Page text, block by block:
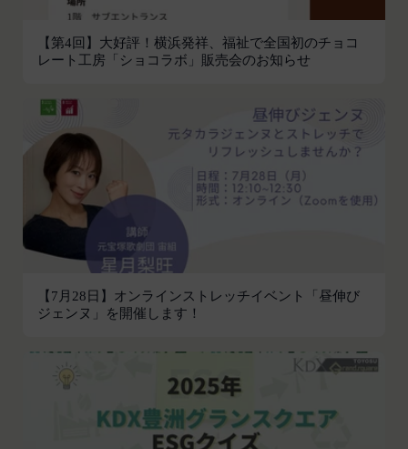
【第4回】大好評！横浜発祥、福祉で全国初のチョコ
レート工房「ショコラボ」販売会のお知らせ
【7月28日】オンラインストレッチイベント「昼伸び
ジェンヌ」を開催します！
易の実現のために必要または適切であると判断した
場合、お客様情報の全部または一部を公開すること
があります。
お客様の保護のために、開示が合理的に必要である
と判断する場合、お客様情報の全部または一部を開
示することがあります。
売却または合併
組織再編、合併または譲渡に際し、当社が取得した
個人情報の全部または一部を関係者に移転すること
があります。
委託先等の管理
当社は、業務を委託するため委託先にお客様情報を
提供または開示する場合、当該委託先に対し、適切
供および当社の提供目的以外の目的での利用を行わ
ないよう適切に管理および監督します。
お客様がご自身の個人情報の内容を確認、訂正また
は利用停止を希望される場合には、個人情報保護法
があり、又は現在受けている場合
未成年者、成年被後見人、被保佐人又は被補助
人のいずれかであって、法定代理人、後見人､保
会員登録の申請に虚偽の事項が含まれている場
過去に当社との契約に違反した者またはその関
係者であると当社が判断した場合
反社会的勢力等（暴力団、暴力団員、右翼団
体、反社会的勢力、その他これに準ずるものを
意味します。以下同じ。）であるまたは資金提
供その他を通じて反社会的勢力等の維持、運営
もしくは経営に協力もしくは関与する等反社会
的勢力等との何らかの交流もしくは関係を行っ
その他会員登録が適当でないと当社が判断した
第5条（登録内容の変更）
会員は、登録情報の内容の全部または一部に関して
変更が生じた場合、直ちに当社所定の方法により登